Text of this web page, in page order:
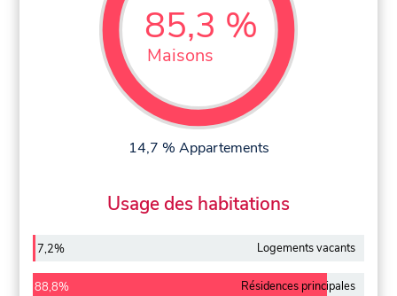
85,3 %
Maisons
14,7 % Appartements
Usage des habitations
7,2% Logements vacants
88,8% Résidences principales